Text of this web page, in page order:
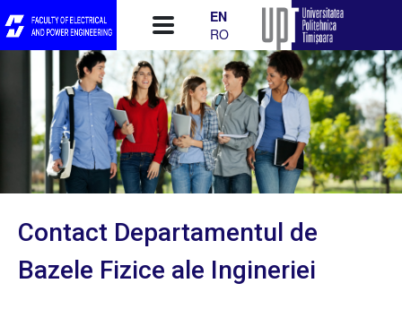
EN
RO
Contact Departamentul de
Bazele Fizice ale Ingineriei